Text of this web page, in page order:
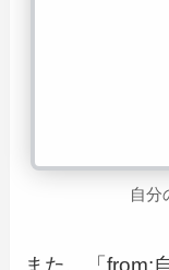
自分
また、「from: